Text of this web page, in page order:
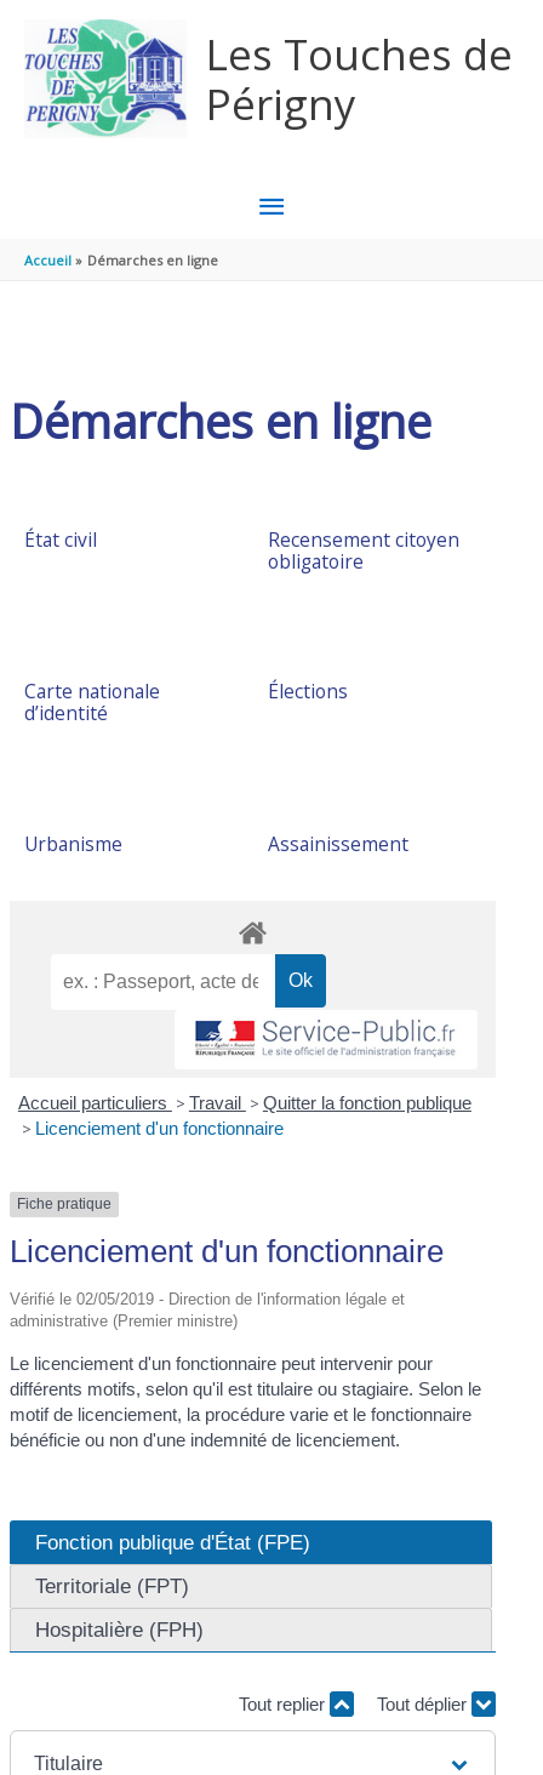
Les Touches de
Périgny
MENU
Accueil Démarches en ligne
Démarches en ligne
État civil
Recensement citoyen
obligatoire
Carte nationale
d’identité
Élections
Urbanisme Assainissement
Accueil particuliers > Travail > Quitter la fonction publique
> Licenciement d'un fonctionnaire
Fiche pratique
Licenciement d'un fonctionnaire
Vérifié le 02/05/2019 - Direction de l'information légale et
administrative (Premier ministre)
Le licenciement d'un fonctionnaire peut intervenir pour
différents motifs, selon qu'il est titulaire ou stagiaire. Selon le
motif de licenciement, la procédure varie et le fonctionnaire
bénéficie ou non d'une indemnité de licenciement.
Fonction publique d'État (FPE)
Territoriale (FPT)
Hospitalière (FPH)
Tout replier Tout déplier
Titulaire